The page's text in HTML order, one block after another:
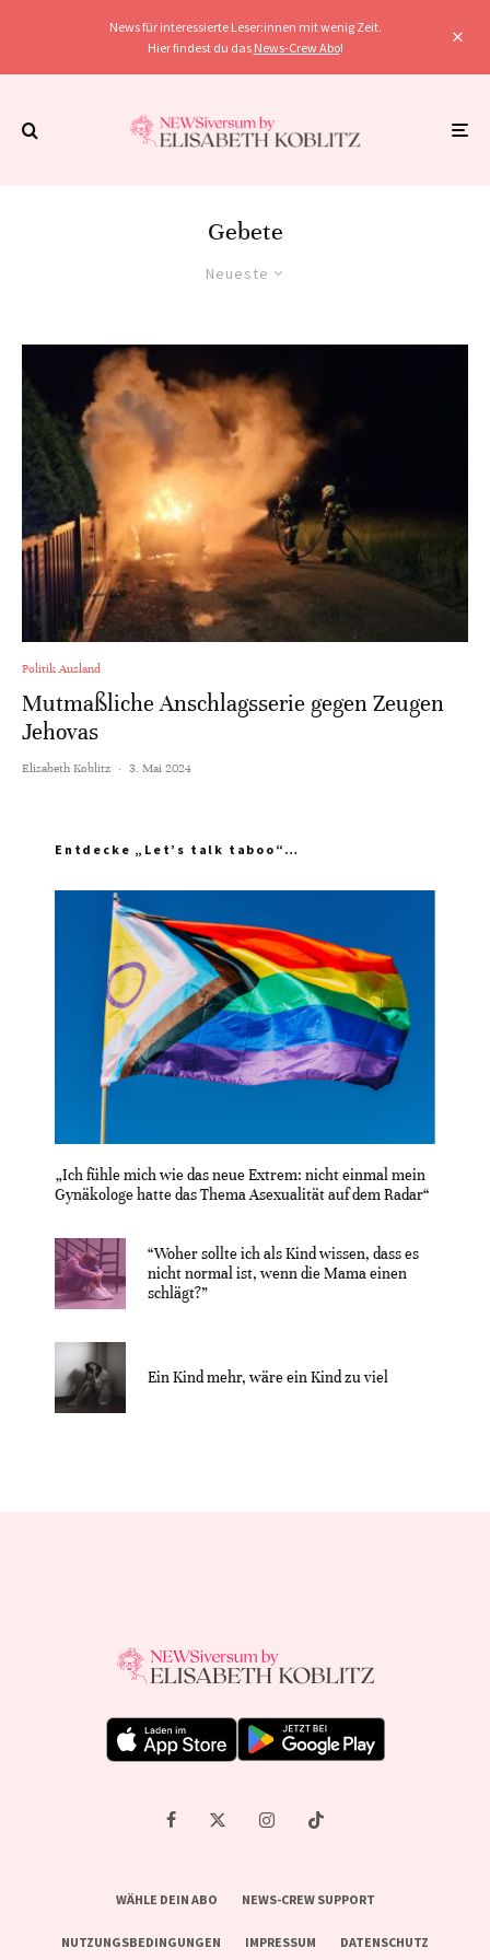
News für interessierte Leser:innen mit wenig Zeit.
Hier findest du das News-Crew Abo!
Gebete
Neueste
Politik Ausland
Mutmaßliche Anschlagsserie gegen Zeugen
Jehovas
Elisabeth Koblitz · 3. Mai 2024
Entdecke „Let’s talk taboo“…
„Ich fühle mich wie das neue Extrem: nicht einmal mein
Gynäkologe hatte das Thema Asexualität auf dem Radar“
“Woher sollte ich als Kind wissen, dass es
nicht normal ist, wenn die Mama einen
schlägt?”
Ein Kind mehr, wäre ein Kind zu viel
WÄHLE DEIN ABO NEWS-CREW SUPPORT
NUTZUNGSBEDINGUNGEN IMPRESSUM DATENSCHUTZ